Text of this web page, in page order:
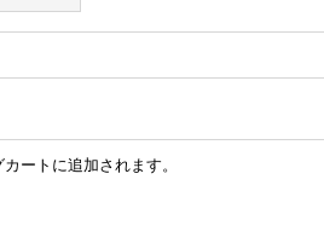
ートに追加されます。